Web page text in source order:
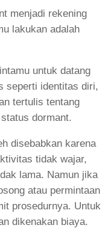
menjadi rekening
lakukan adalah
untuk datang
seperti identitas diri,
tertulis tentang
dormant.
disebabkan karena
tidak wajar,
lama. Namun jika
atau permintaan
prosedurnya. Untuk
dikenakan biaya.